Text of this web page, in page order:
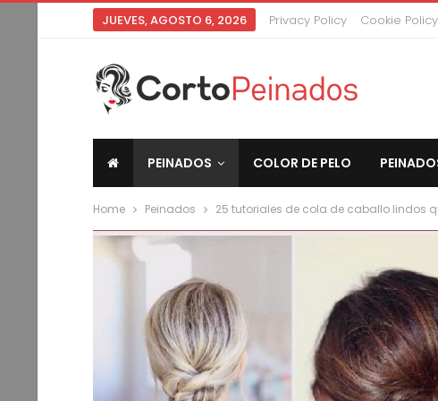
JUEVES, AGOSTO 6, 2026 Privacy Policy Cookie Policy
PEINADOS COLOR DE PELO
Home Peinados 25 tutoriales de cola de caballo lindos
CORTO PEINADOS